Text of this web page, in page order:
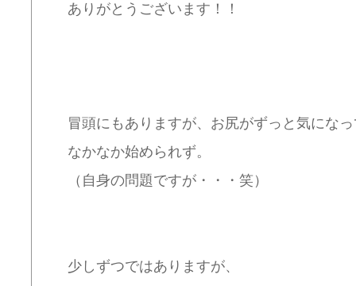
ありがとうございます！！
冒頭にもありますが、お尻がずっと気にな
なかなか始められず。
（自身の問題ですが・・・笑）
少しずつではありますが、